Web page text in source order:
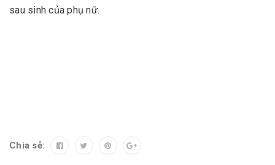
sau sinh của phụ nữ.
Chia sẻ: